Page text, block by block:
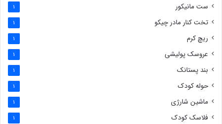
ست مانیکور 1
تخت کنار مادر چیکو 1
ریچ کرم 1
عروسک پولیشی 1
بند پستانک 1
حوله کودک 1
ماشین شارژی 1
فلاسک کودک 1